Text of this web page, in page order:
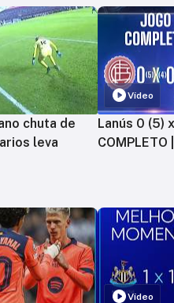
chuta de
leva
Vídeo
Lanús 0 (5)
Vídeo